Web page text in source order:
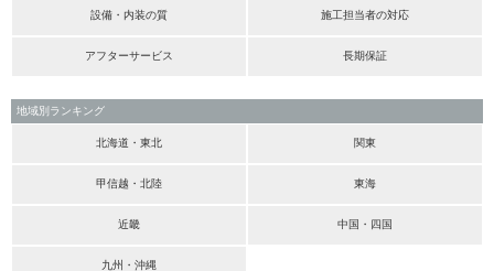
設備・内装の質 施工担当者の対応
アフターサービス 長期保証
地域別ランキング
北海道・東北 関東
甲信越・北陸 東海
近畿 中国・四国
九州・沖縄